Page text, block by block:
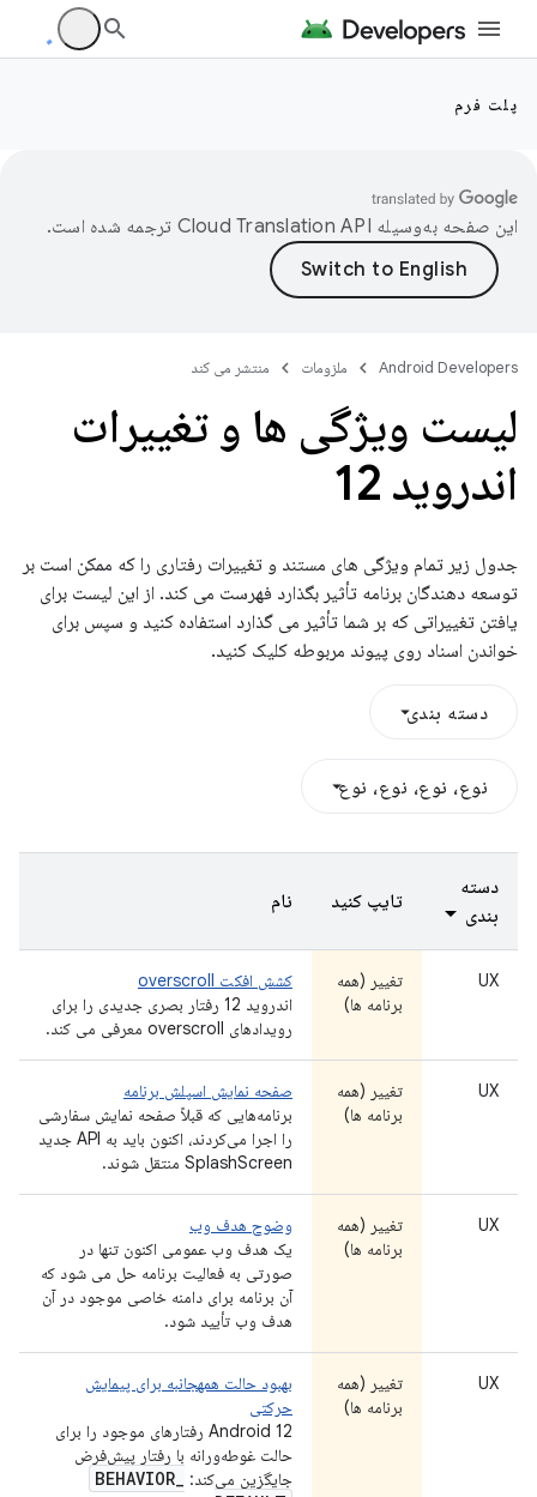
پلت فرم
این صفحه به‌وسیله ترجمه شده است.
Android Developers ملزومات منتشر می کند
لیست ویژگی ها و تغییرات
اندروید 12
جدول زیر تمام ویژگی های مستند و تغییرات رفتاری را که ممکن است بر
توسعه دهندگان برنامه تأثیر بگذارد فهرست می کند. از این لیست برای
یافتن تغییراتی که بر شما تأثیر می گذارد استفاده کنید و سپس برای
خواندن اسناد روی پیوند مربوطه کلیک کنید.
دسته بندی
نوع، نوع، نوع، نوع
دسته
بندی
تایپ کنید نام
UX
تغییر (همه
برنامه ها)
کشش افکت overscroll
اندروید 12 رفتار بصری جدیدی را برای
رویدادهای overscroll معرفی می کند.
UX
تغییر (همه
برنامه ها)
صفحه نمایش اسپلش برنامه
برنامه‌هایی که قبلاً صفحه نمایش سفارشی
را اجرا می‌کردند، اکنون باید به API جدید
SplashScreen منتقل شوند.
UX
تغییر (همه
برنامه ها)
وضوح هدف وب
یک هدف وب عمومی اکنون تنها در
صورتی به فعالیت برنامه حل می شود که
آن برنامه برای دامنه خاصی موجود در آن
هدف وب تأیید شود.
UX
تغییر (همه
برنامه ها)
بهبود حالت همهجانبه برای پیمایش
حرکتی
Android 12 رفتارهای موجود را برای
حالت غوطه‌ورانه با رفتار پیش‌فرض
جایگزین می‌کند:
BEHAVIOR_